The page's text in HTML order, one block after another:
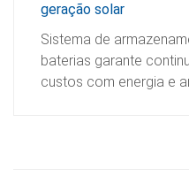
geração solar
Sistema de
baterias garante
custos com energia e